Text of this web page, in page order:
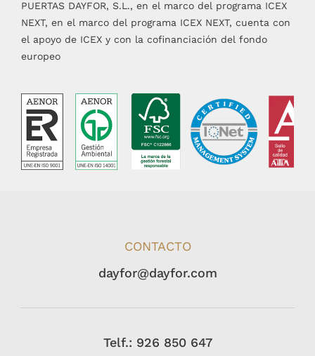
PUERTAS DAYFOR, S.L., en el marco del programa ICEX
NEXT, en el marco del programa ICEX NEXT, cuenta con
el apoyo de ICEX y con la cofinanciación del fondo
europeo
CONTACTO
dayfor@dayfor.com
Telf.: 926 850 647